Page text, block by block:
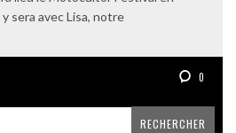
sera avec Lisa, notre
0